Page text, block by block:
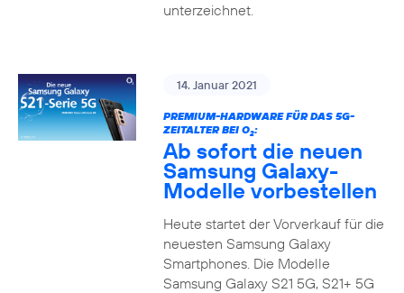
unterzeichnet.
14. Januar 2021
PREMIUM-HARDWARE FÜR DAS 5G-
ZEITALTER BEI O2:
Ab sofort die neuen
Samsung Galaxy-
Modelle vorbestellen
Heute startet der Vorverkauf für die
neuesten Samsung Galaxy
Smartphones. Die Modelle
Samsung Galaxy S21 5G, S21+ 5G